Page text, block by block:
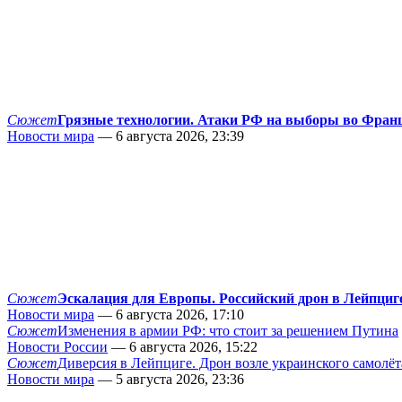
СюжетГрязные технологии. Атаки РФ на выборы во
Новости мира — 6 августа 2026, 23:39
СюжетЭскалация для Европы. Российский дрон в
Новости мира — 6 августа 2026, 17:10
СюжетИзменения в армии РФ: что стоит за решением Путина
Новости России — 6 августа 2026, 15:22
СюжетДиверсия в Лейпциге. Дрон возле украинского
Новости мира — 5 августа 2026, 23:36